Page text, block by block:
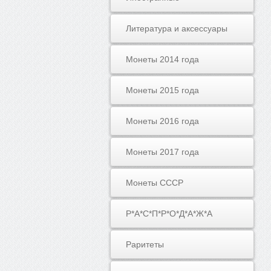
Литература и аксессуары
Монеты 2014 года
Монеты 2015 года
Монеты 2016 года
Монеты 2017 года
Монеты СССР
Р*А*С*П*Р*О*Д*А*Ж*А
Раритеты